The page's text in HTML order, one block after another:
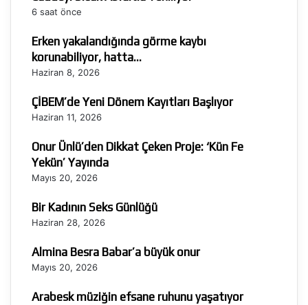
6 saat önce
Erken yakalandığında görme kaybı
korunabiliyor, hatta…
Haziran 8, 2026
ÇİBEM’de Yeni Dönem Kayıtları Başlıyor
Haziran 11, 2026
Onur Ünlü’den Dikkat Çeken Proje: ‘Kün Fe
Yekün’ Yayında
Mayıs 20, 2026
Bir Kadının Seks Günlüğü
Haziran 28, 2026
Almina Besra Babar’a büyük onur
Mayıs 20, 2026
Arabesk müziğin efsane ruhunu yaşatıyor